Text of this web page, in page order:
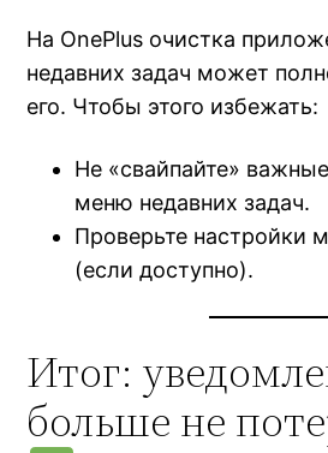
На OnePlus очистка
недавних задач может
его. Чтобы этого избежать:
Не «свайпайте»
меню недавних задач.
Проверьте настройки
(если доступно).
Итог:
больше не